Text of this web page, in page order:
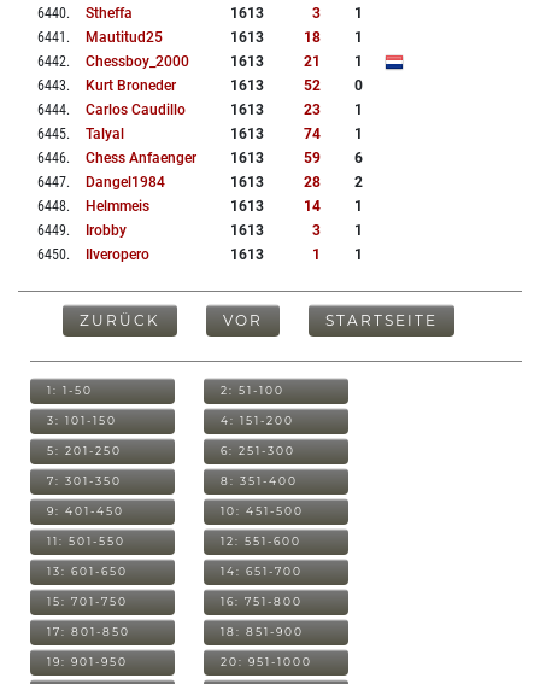
6440. Stheffa 1613 3
1
6441 . Mautitud25 1613 18
1
6442. Chessboy_2000 1613 21
1
6443. Kurt Broneder 1613 52
0
6444. Carlos Caudillo 1613 23
1
6445. Talyal 1613 74
1
6446. Chess Anfaenger 1613 59
6
6447. Dangel1984 1613 28
2
6448. Helmmeis 1613 14
1
6449. Irobby 1613 3
1
6450. Ilveropero 1613 1 1
ZURÜCK VOR STARTSEITE
1: 1-50 2: 51-100
3: 101-150 4: 151-200
5: 201-250 6: 251-300
7: 301-350 8: 351-400
9: 401-450 10: 451-500
11: 501-550 12: 551-600
13: 601-650 14: 651-700
15: 701-750 16: 751-800
17: 801-850 18: 851-900
19: 901-950 20: 951-1000